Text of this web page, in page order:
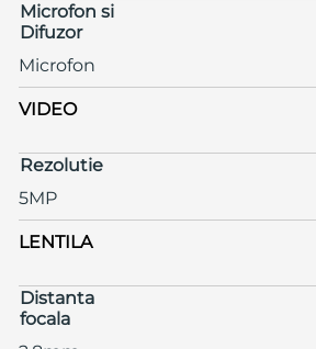
Microfon si
Difuzor
Microfon
VIDEO
Rezolutie
5MP
LENTILA
Distanta
focala